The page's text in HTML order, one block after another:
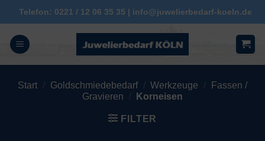
Zum
Inhalt
springen
Telefon: 0221 / 12 06 35 35 | info@juwelierbedarf-koeln.de
Start / Goldschmiedebedarf / Werkzeuge /
Fassen /
Gravieren
/ Korneisen
FILTER